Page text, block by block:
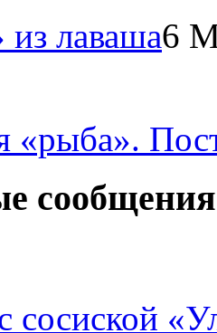
лаваша6
«рыба».
сообщения
сосиской